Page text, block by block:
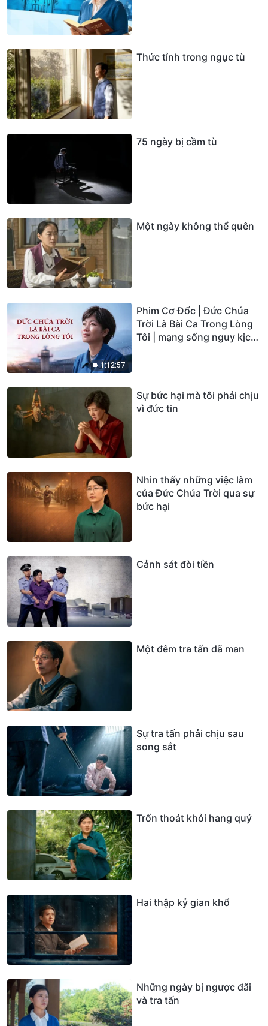
Thức tỉnh trong ngục tù
75 ngày bị cầm tù
Một ngày không thể quên
1:12:57
Phim Cơ Đốc | Đức Chúa
Trời Là Bài Ca Trong Lòng
Tôi | mạng sống nguy kịch,
Sự bức hại mà tôi phải chịu
vì đức tin
Nhìn thấy những việc làm
của Đức Chúa Trời qua sự
bức hại
Cảnh sát đòi tiền
Một đêm tra tấn dã man
Sự tra tấn phải chịu sau
song sắt
Trốn thoát khỏi hang quỷ
Hai thập kỷ gian khổ
Những ngày bị ngược đãi
và tra tấn